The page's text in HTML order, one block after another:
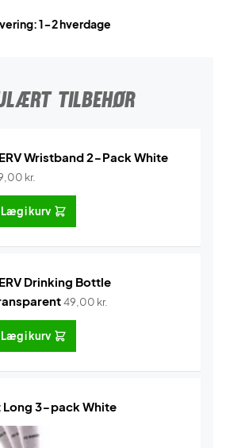
1-2 hverdage
TILBEHØR
Wristband 2-Pack White
kr.
Læg i kurv
Drinking Bottle
49,00 kr.
Læg i kurv
Long 3-pack White